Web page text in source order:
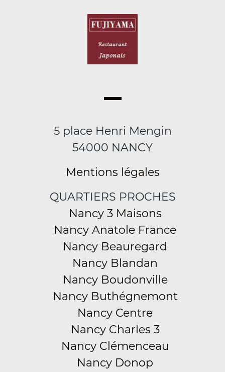
5 place Henri Mengin
54000 NANCY
Mentions légales
QUARTIERS PROCHES
Nancy 3 Maisons
Nancy Anatole France
Nancy Beauregard
Nancy Blandan
Nancy Boudonville
Nancy Buthégnemont
Nancy Centre
Nancy Charles 3
Nancy Clémenceau
Nancy Donop